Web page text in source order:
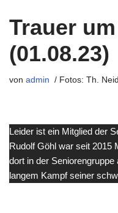
Trauer
(01.08.23)
von admin
Leider ist ein Mitglied der
Rudolf Göhl war seit 2015
dort in der
langem Kampf seiner